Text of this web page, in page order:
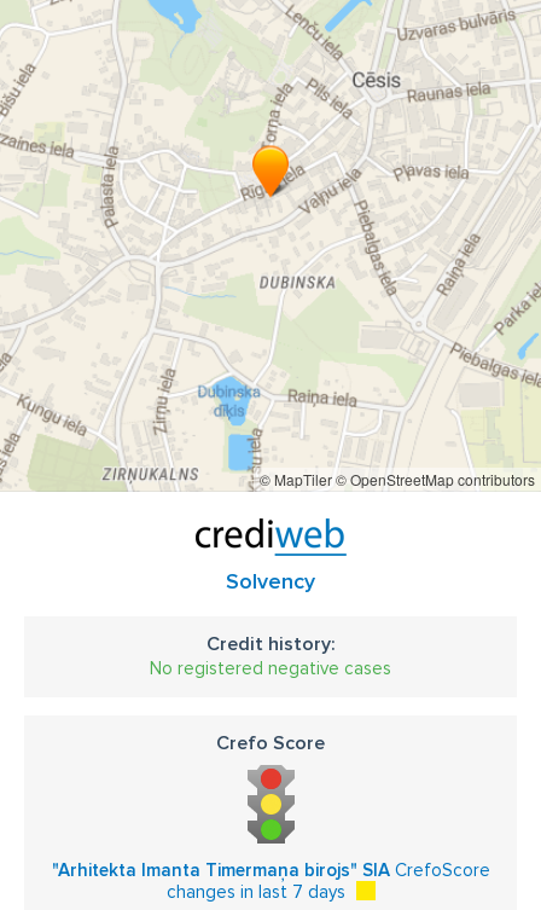
© MapTiler© OpenStreetMap contributors
Solvency
Credit history:
No registered negative cases
Crefo Score
"Arhitekta Imanta Timermaņa birojs" SIACrefoScore
changes in last 7 days